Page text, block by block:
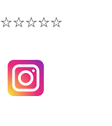
☆☆☆☆☆